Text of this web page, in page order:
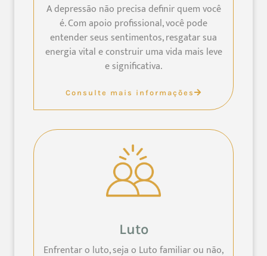
A depressão não precisa definir quem você
é. Com apoio profissional, você pode
entender seus sentimentos, resgatar sua
energia vital e construir uma vida mais leve
e significativa.
Consulte mais informações
Luto
Enfrentar o luto, seja o Luto familiar ou não,